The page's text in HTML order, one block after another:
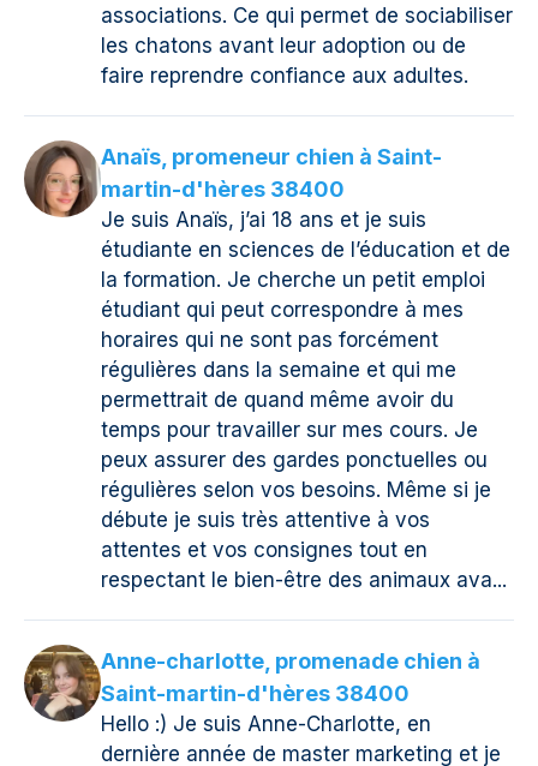
associations. Ce qui permet de sociabiliser
les chatons avant leur adoption ou de
faire reprendre confiance aux adultes.
Anaïs, promeneur chien à Saint-
martin-d'hères 38400
Je suis Anaïs, j’ai 18 ans et je suis
étudiante en sciences de l’éducation et de
la formation. Je cherche un petit emploi
étudiant qui peut correspondre à mes
horaires qui ne sont pas forcément
régulières dans la semaine et qui me
permettrait de quand même avoir du
temps pour travailler sur mes cours. Je
peux assurer des gardes ponctuelles ou
régulières selon vos besoins. Même si je
débute je suis très attentive à vos
attentes et vos consignes tout en
respectant le bien-être des animaux ava...
Anne-charlotte, promenade chien à
Saint-martin-d'hères 38400
Hello :) Je suis Anne-Charlotte, en
dernière année de master marketing et je